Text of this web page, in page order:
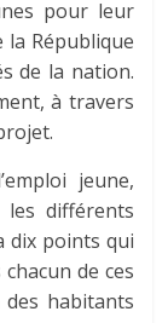
pour leur
République
de la nation.
à travers
jeune,
différents
dix points qui
de ces
habitants